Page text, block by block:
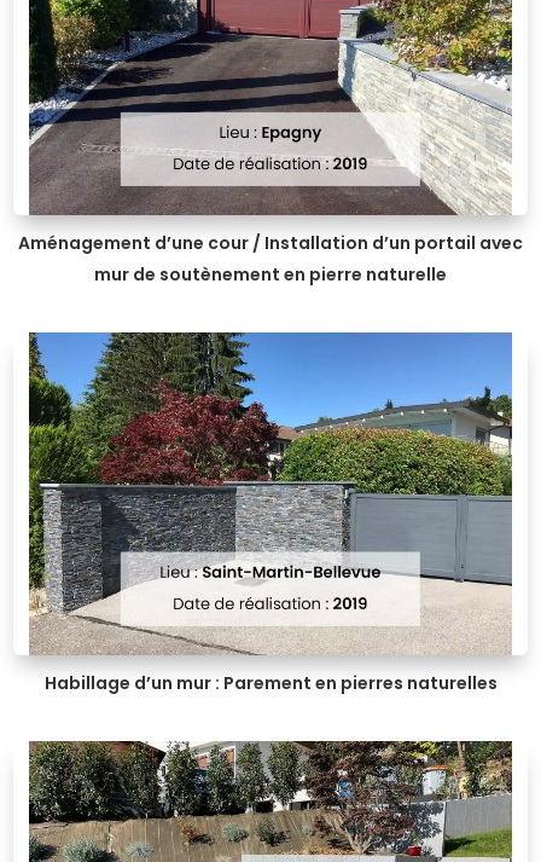
Aménagement d’une cour / Installation d’un portail avec
mur de soutènement en pierre naturelle
Habillage d’un mur : Parement en pierres naturelles